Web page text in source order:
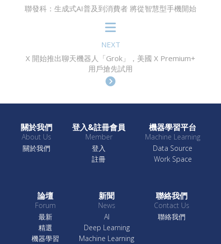
聯發科：生成式AI普及到消費者 將從智慧型手機開始
NEXT
X 開始推出聊天機器人「Grok」，美國 X Premium+
用戶搶先試用
關於我們
About Us
關於我們
登入&註冊會員
Member
登入
註冊
機器學習平台
Machine Learning
Data Source
Work Space
論壇
Forum
最新
精選
機器學習
新聞
News
AI
Deep Learning
Machine Learning
聯絡我們
Contact Us
聯絡我們